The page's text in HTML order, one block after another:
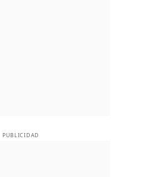
PUBLICIDAD